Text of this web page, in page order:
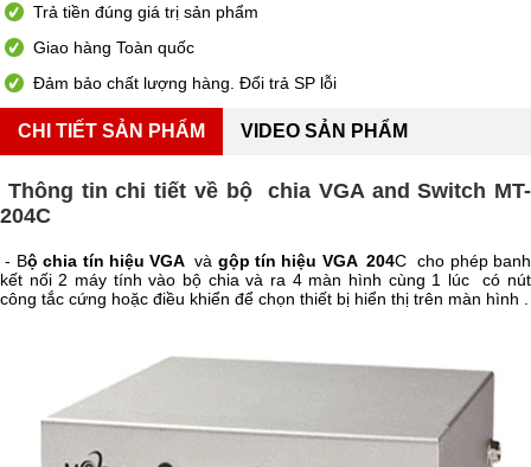
Trả tiền đúng giá trị sản phẩm
Giao hàng Toàn quốc
Đảm bảo chất lượng hàng. Đổi trả SP lỗi
CHI TIẾT SẢN PHẨM VIDEO SẢN PHẨM
Thông tin chi tiết về bộ chia VGA and Switch MT-
204C
- Bộ chia tín hiệu VGAvà gộp tín hiệu VGA 204C cho phép banh
kết nối 2 máy tính vào bộ chia và ra 4 màn hình cùng 1 lúc có nút
công tắc cứng hoặc điều khiển để chọn thiết bị hiển thị trên màn hình .